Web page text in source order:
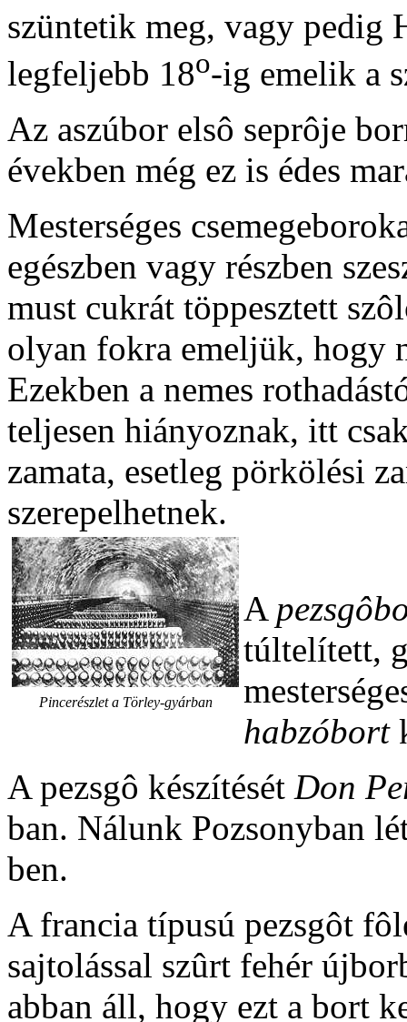
szüntetik meg, vagy pedig
legfeljebb 18o-ig emelik a
Az aszúbor elsô seprôje
években még ez is édes
Mesterséges
egészben vagy részben
must cukrát töppesztett
olyan fokra emeljük, hogy
Ezekben a nemes
teljesen hiányoznak, itt
zamata, esetleg pörkölési
szerepelhetnek.
Pincerészlet a Törley-gyárban
A
túltelített,
habzóbort
A pezsgô készítését Don
ban. Nálunk Pozsonyban
ben.
A francia típusú pezsgôt
sajtolással szûrt fehér
abban áll, hogy ezt a bort